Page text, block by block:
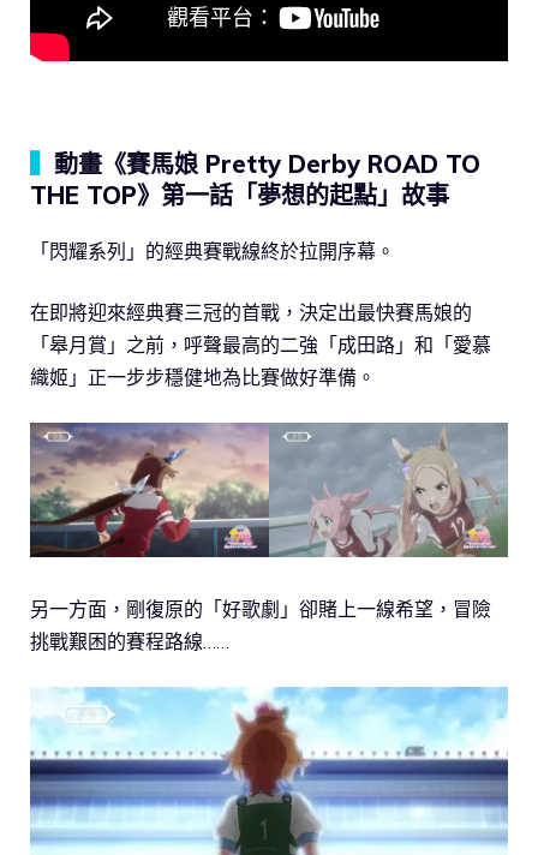
動畫《賽馬娘 Pretty Derby ROAD TO
THE TOP》第一話「夢想的起點」故事
「閃耀系列」的經典賽戰線終於拉開序幕。
在即將迎來經典賽三冠的首戰，決定出最快賽馬娘的
「皋月賞」之前，呼聲最高的二強「成田路」和「愛慕
織姬」正一步步穩健地為比賽做好準備。
另一方面，剛復原的「好歌劇」卻賭上一線希望，冒險
挑戰艱困的賽程路線……